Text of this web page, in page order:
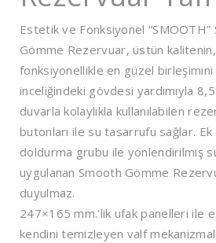
Estetik ve Fonksiyonel “SMOOTH”
Gömme Rezervuar, üstün
fonksiyonellikle en güzel birleşimini
inceliğindeki gövdesi yardımıyla
duvarla kolaylıkla kullanılabilen
butonları ile su tasarrufu sağlar.
doldurma grubu ile yönlendirilmiş
uygulanan Smooth Gömme
duyulmaz.
247×165 mm.’lik ufak panelleri ile
kendini temizleyen valf